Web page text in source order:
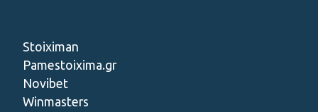
Stoiximan
Pamestoixima.gr
Novibet
Winmasters